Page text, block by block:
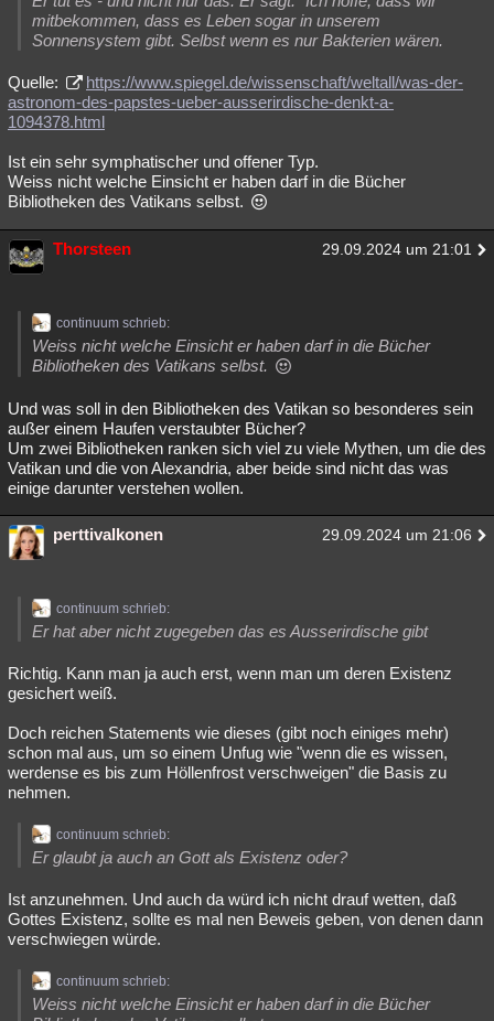
mitbekommen, dass es Leben sogar in unserem
Sonnensystem gibt. Selbst wenn es nur Bakterien wären.
Quelle:
https://www.spiegel.de/wissenschaft/weltall/was-der-
astronom-des-papstes-ueber-ausserirdische-denkt-a-
1094378.html
Ist ein sehr symphatischer und offener Typ.
Weiss nicht welche Einsicht er haben darf in die Bücher
Bibliotheken des Vatikans selbst.
Thorsteen 29.09.2024 um 21:01
continuum schrieb:
Weiss nicht welche Einsicht er haben darf in die Bücher
Bibliotheken des Vatikans selbst.
Und was soll in den Bibliotheken des Vatikan so besonderes sein
außer einem Haufen verstaubter Bücher?
Um zwei Bibliotheken ranken sich viel zu viele Mythen, um die des
Vatikan und die von Alexandria, aber beide sind nicht das was
einige darunter verstehen wollen.
perttivalkonen 29.09.2024 um 21:06
continuum schrieb:
Er hat aber nicht zugegeben das es Ausserirdische gibt
Richtig. Kann man ja auch erst, wenn man um deren Existenz
gesichert weiß.
Doch reichen Statements wie dieses (gibt noch einiges mehr)
schon mal aus, um so einem Unfug wie "wenn die es wissen,
werdense es bis zum Höllenfrost verschweigen" die Basis zu
nehmen.
continuum schrieb:
Er glaubt ja auch an Gott als Existenz oder?
Ist anzunehmen. Und auch da würd ich nicht drauf wetten, daß
Gottes Existenz, sollte es mal nen Beweis geben, von denen dann
verschwiegen würde.
continuum schrieb:
Weiss nicht welche Einsicht er haben darf in die Bücher